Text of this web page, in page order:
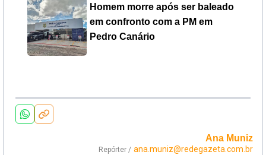
Homem morre após ser baleado
em confronto com a PM em
Pedro Canário
Ana Muniz
Repórter / ana.muniz@redegazeta.com.br